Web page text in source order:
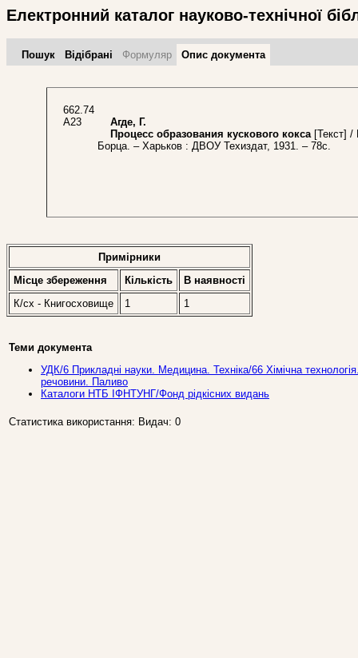
Електронний каталог науково-технічної
Пошук Відібрані Формуляр Опис документа
662.74
А23
Агде, Г.
Процесс образования кускового кокса [Текст]
Борца. – Харьков : ДВОУ Техиздат, 1931. – 78с.
Примірники
Місце збереження
Кількість
В наявностi
К/сх - Книгосховище
1 1
Теми документа
УДК/6 Прикладнi науки. Медицина. Техніка/66 Хімічна
речовини. Паливо
Каталоги НТБ ІФНТУНГ/Фонд рідкісних видань
Статистика використання: Видач: 0